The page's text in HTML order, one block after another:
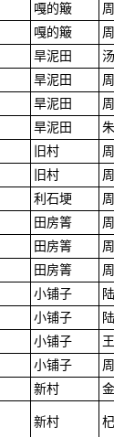
嘎的簸
嘎的簸
旱泥田
旱泥田
旱泥田
旱泥田
旧村
旧村
利石埂
田房箐
田房箐
田房箐
小铺子
小铺子
小铺子
小铺子
新村
新村